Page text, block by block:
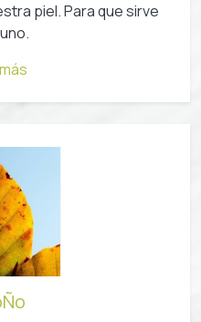
piel. Para que sirve